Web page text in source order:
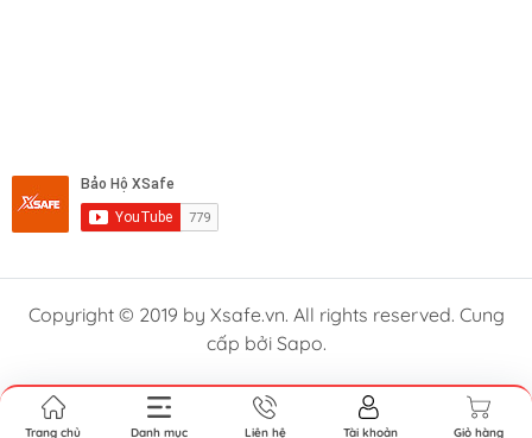
Copyright © 2019 by Xsafe.vn. All rights reserved. Cung
cấp bởi Sapo.
Trang chủ Danh mục Liên hệ Tài khoản Giỏ hàng